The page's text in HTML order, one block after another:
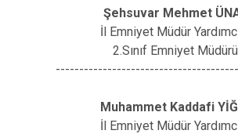
Şehsuvar Mehmet
İl Emniyet Müdür
2.Sınıf Emniyet Müdürü
Muhammet Kaddafi
İl Emniyet Müdür